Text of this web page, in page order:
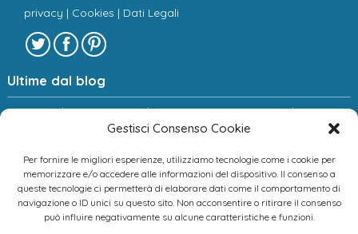
Gestisci Consenso Cookie
Per fornire le migliori esperienze, utilizziamo tecnologie come i cookie per
memorizzare e/o accedere alle informazioni del dispositivo. Il consenso a
queste tecnologie ci permetterà di elaborare dati come il comportamento di
navigazione o ID unici su questo sito. Non acconsentire o ritirare il consenso
può influire negativamente su alcune caratteristiche e funzioni.
privacy | Cookies | Dati Legali
Ultime dal blog
Sociologia e new media: verso una spiegazione dei
fenomeni digitali.
Ecommerce: come funziona l’interfacciamento tra sito
e gestionale
Scopri chi ci ha scelto!